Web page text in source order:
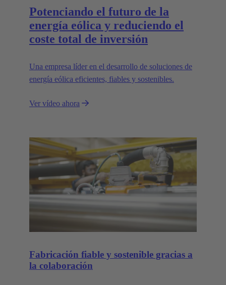
Potenciando el futuro de la
energía eólica y reduciendo el
coste total de inversión
Una empresa líder en el desarrollo de soluciones de
energía eólica eficientes, fiables y sostenibles.
Ver vídeo ahora
Fabricación fiable y sostenible gracias a
la colaboración